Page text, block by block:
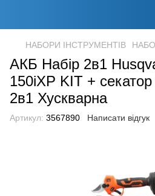
НАБОРИ ІНСТРУМЕНТІВ
АКБ Набір 2в1
150iXP KIT +
2в1 Хускварна
Артикул: 3567890 Написати відгук